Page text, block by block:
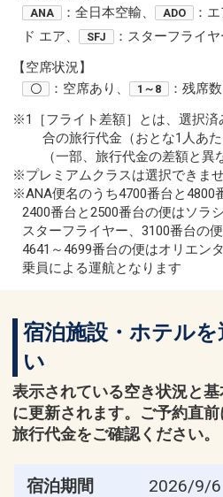
ANA ：全日本空輸、 ADO ：
ド エア、
SFJ
：スターフライヤ
【空席状況】
〇 ：空席あり、 1～8 ：残席数
※1［フライト差額］とは、選択
合の旅行代金（おとな1人あ
（一部、旅行代金の差額と異
※プレミアムクラスは選択できま
※ANA便名のうち4700番台と4800
2400番台と2500番台の便はソラ
スターフライヤー、3100番台の
4641～4699番台の便はオリエン
乗員による運航となります
宿泊施設・ホテル
い
表示されている空き状況と
に更新されます。ご予約直
旅行代金をご確認ください。
宿泊期間
2026/9/